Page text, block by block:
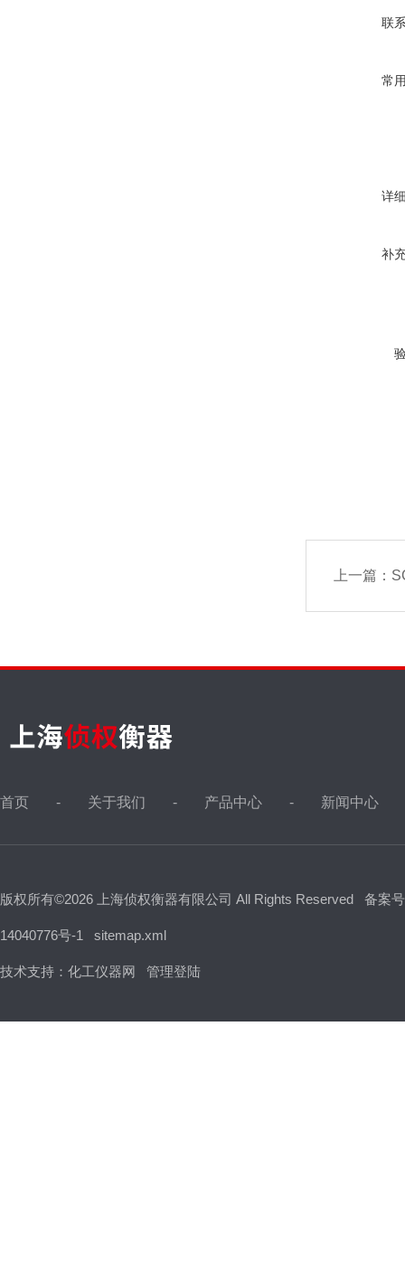
联
常
详
补
上一篇：
首页 关于我们 产品中心 新闻中心
版权所有©2026 上海侦权衡器有限公司 All Rights Reserved 备案
14040776号-1 sitemap.xml
技术支持： 化工仪器网 管理登陆